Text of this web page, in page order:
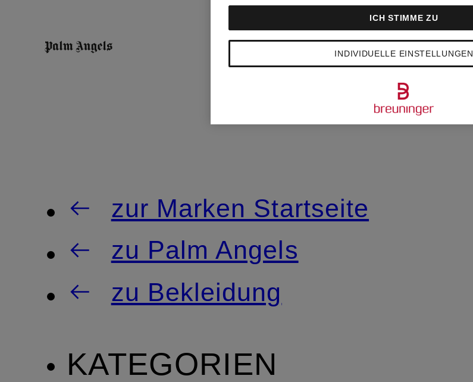
zur Marken Startseite
zu Palm Angels
zu Bekleidung
KATEGORIEN
INDIVIDUELLE EINSTELLUNGEN
ICH STIMME ZU